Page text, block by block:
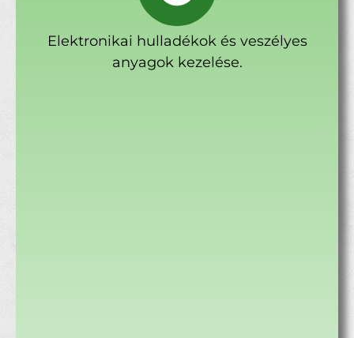
Elektronikai hulladékok és veszélyes
anyagok kezelése.